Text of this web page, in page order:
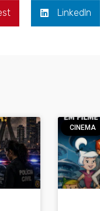
LinkedIn
CINEMA